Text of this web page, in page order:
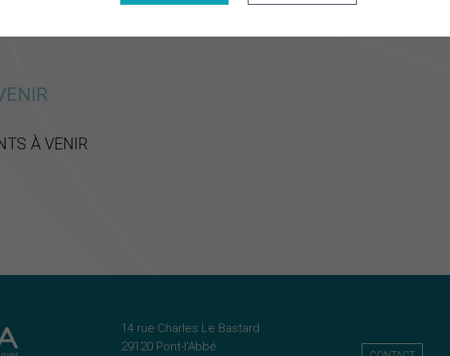
À VENIR
14 rue Charles Le Bastard
29120 Pont-l'Abbé